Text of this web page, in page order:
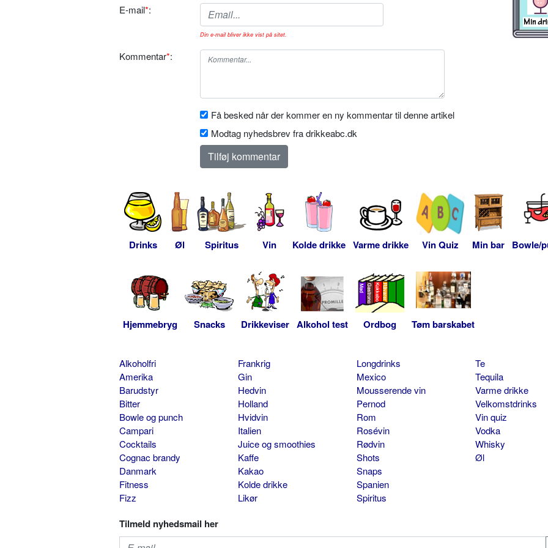
E-mail*:
Din e-mail bliver ikke vist på sitet.
Kommentar*:
Få besked når der kommer en ny kommentar til denne artikel
Modtag nyhedsbrev fra drikkeabc.dk
Drinks Øl Spiritus Vin Kolde drikke Varme drikke Vin Quiz Min bar Bowle/
Hjemmebryg Snacks Drikkeviser Alkohol test Ordbog Tøm barskabet
Alkoholfri
Amerika
Barudstyr
Bitter
Bowle og punch
Campari
Cocktails
Cognac brandy
Danmark
Fitness
Fizz
Frankrig
Gin
Hedvin
Holland
Hvidvin
Italien
Juice og smoothies
Kaffe
Kakao
Kolde drikke
Likør
Longdrinks
Mexico
Mousserende vin
Pernod
Rom
Rosévin
Rødvin
Shots
Snaps
Spanien
Spiritus
Te
Tequila
Varme drikke
Velkomstdrinks
Vin quiz
Vodka
Whisky
Øl
Tilmeld nyhedsmail her